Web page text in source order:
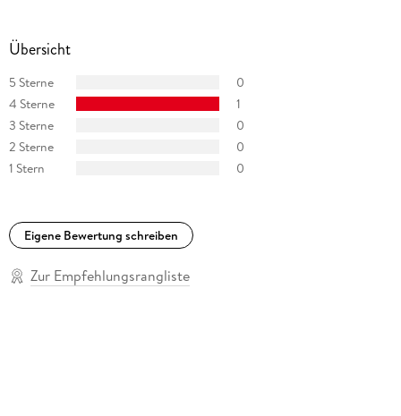
Übersicht
5 Sterne
0
4 Sterne
1
3 Sterne
0
2 Sterne
0
1 Stern
0
Eigene Bewertung schreiben
Zur Empfehlungsrangliste